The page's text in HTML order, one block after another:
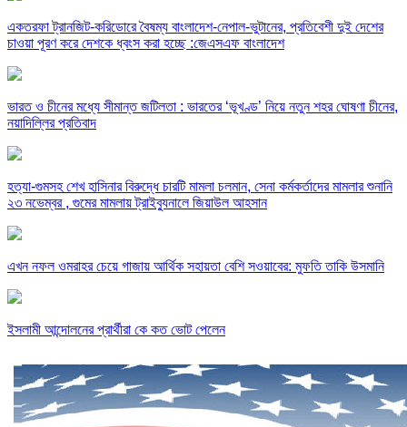
একতরফা ট্রানজিট-করিডোরে বৈষম্য বাংলাদেশ-নেপাল-ভুটানের, প্রতিবেশী দুই দেশের
চাওয়া পূরণ করে দেশকে ধ্বংস করা হচ্ছে :জেএসএফ বাংলাদেশ
ভারত ও চীনের মধ্যে সীমান্ত জটিলতা : ভারতের ‘ভূখণ্ড’ নিয়ে নতুন শহর ঘোষণা চীনের,
নয়াদিল্লির প্রতিবাদ
হত্যা-গুমসহ শেখ হাসিনার বিরুদ্ধে চারটি মামলা চলমান, সেনা কর্মকর্তাদের মামলার শুনানি
২৩ নভেম্বর , গুমের মামলায় ট্রাইব্যুনালে জিয়াউল আহসান
এখন নফল ওমরাহর চেয়ে গাজায় আর্থিক সহায়তা বেশি সওয়াবের: মুফতি তাকি উসমানি
ইসলামী আন্দোলনের প্রার্থীরা কে কত ভোট পেলেন